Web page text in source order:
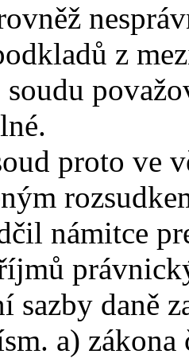
z
proto ve
námitce
sazby daně
a)